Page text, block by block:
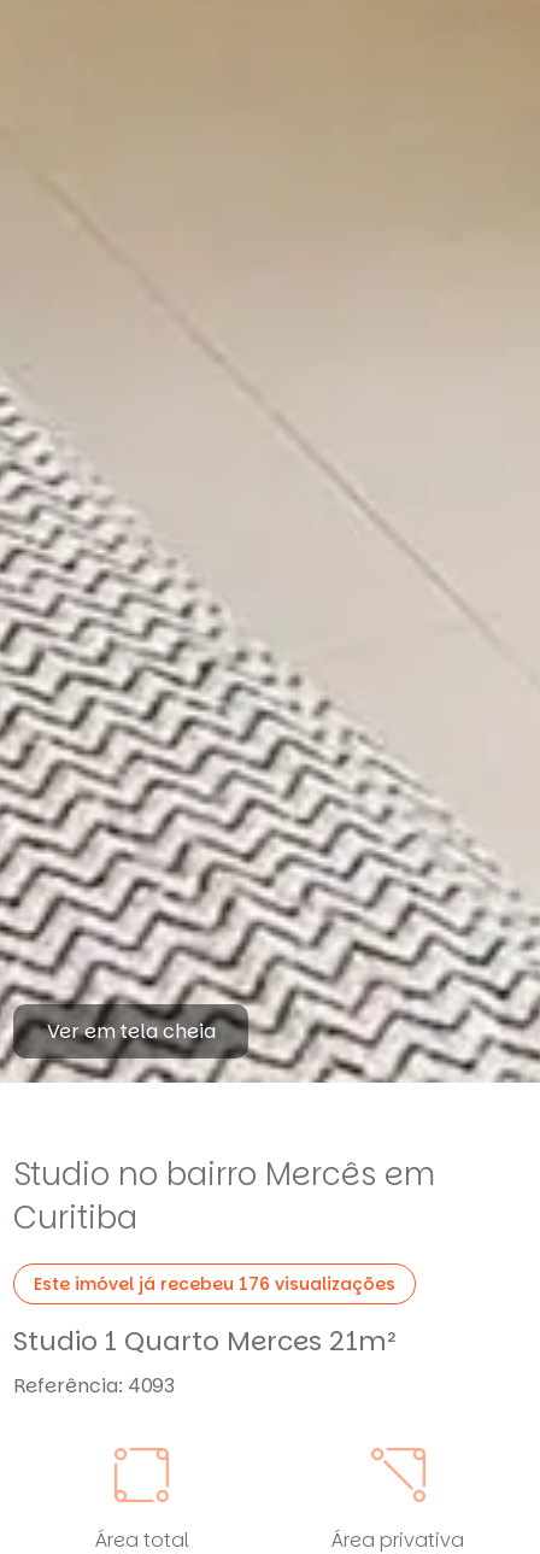
Ver em tela cheia
Studio no bairro Mercês em
Curitiba
Este imóvel já recebeu 176 visualizações
Studio 1 Quarto Merces 21m²
Referência: 4093
Área total Área privativa